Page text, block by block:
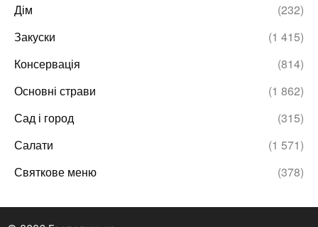
Дім
(232)
Закуски
(1 415)
Консервація
(814)
Основні страви
(1 862)
Сад і город
(315)
Салати
(1 571)
Святкове меню
(378)